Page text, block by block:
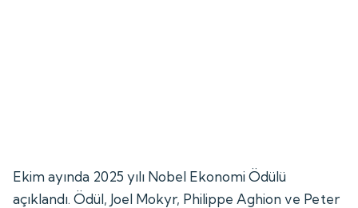
Ekim ayında 2025 yılı Nobel Ekonomi Ödülü
açıklandı. Ödül, Joel Mokyr, Philippe Aghion ve Peter